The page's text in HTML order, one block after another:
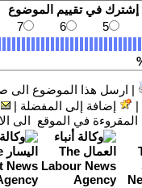
| ارسل هذا الموضوع الى
| إضافة إلى المفضلة |
في الموقع الى